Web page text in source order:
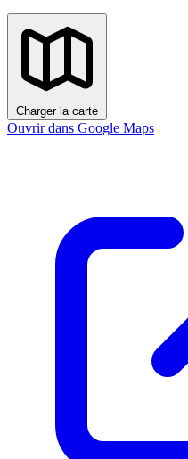
Charger la carte
Ouvrir dans Google Maps